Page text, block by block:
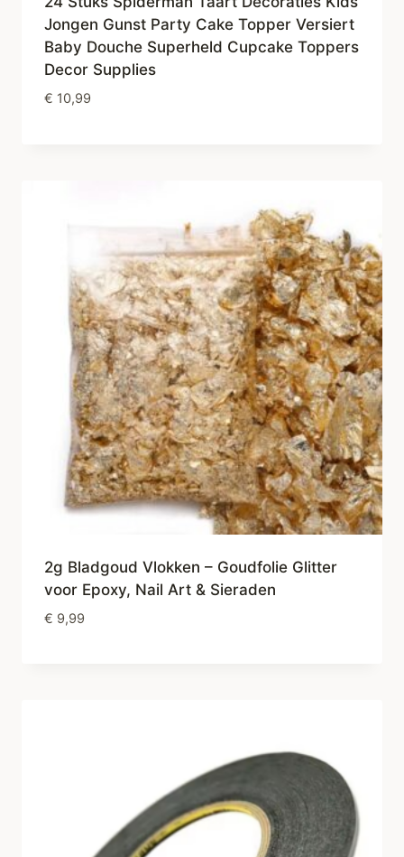
Jongen Gunst Party Cake Topper Versiert
Baby Douche Superheld Cupcake Toppers
Decor Supplies
€ 10,99
2g Bladgoud Vlokken – Goudfolie Glitter
voor Epoxy, Nail Art & Sieraden
€ 9,99